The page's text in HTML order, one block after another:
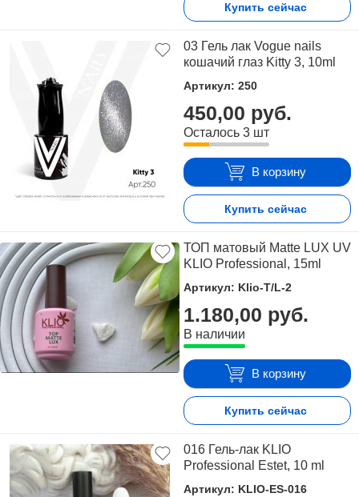
Купить сейчас
03 Гель лак Vogue nails
кошачий глаз Kitty 3, 10ml
Артикул: 250
450,00 руб.
Осталось 3 шт
В корзину
Купить сейчас
ТОП матовый Matte LUX UV
KLIO Professional, 15ml
Артикул: Klio-T/L-2
1.180,00 руб.
В наличии
В корзину
Купить сейчас
016 Гель-лак KLIO
Professional Estet, 10 ml
Артикул: KLIO-ES-016